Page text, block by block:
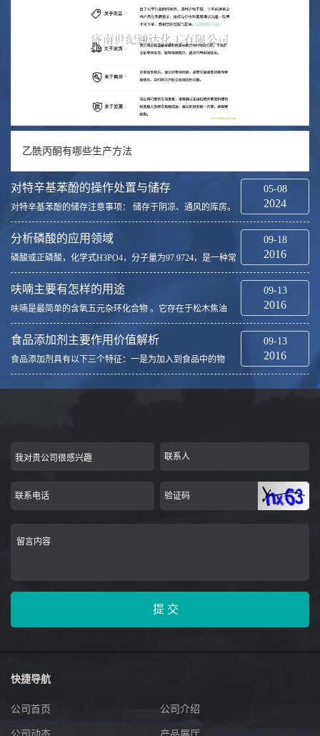
乙酰丙酮有哪些生产方法
对特辛基苯酚的操作处置与储存
对特辛基苯酚的储存注意事项： 储存于阴凉、通风的库房。
远离火种、热源。防止阳光直射。包装密封。应与氧化剂、
碱类分开存放，切忌混储。配备相应品种和数量的消防器
05-08
2024
分析磷酸的应用领域
磷酸或正磷酸，化学式H3PO4，分子量为97.9724，是一种常
见的无机酸，是中强酸。由十氧化四磷溶于热水中即可得
到。正磷酸工业上用硫酸处理磷灰石即得。磷酸在空气中容
09-18
2016
呋喃主要有怎样的用途
呋喃是最简单的含氧五元杂环化合物 。它存在于松木焦油
中，为无色液体，沸点为32℃，具有类似氯仿的气味，难溶
于水，易溶于有机溶剂。它的蒸气遇有被盐酸浸湿过的松木
09-13
2016
食品添加剂主要作用价值解析
食品添加剂具有以下三个特征：一是为加入到食品中的物
质，因此，它一般不单独作为食品来食用；二是既包括人工
合成的物质，也包括天然物质；三是加入到食品中的目的是
09-13
2016
快捷导航
公司首页 公司介绍